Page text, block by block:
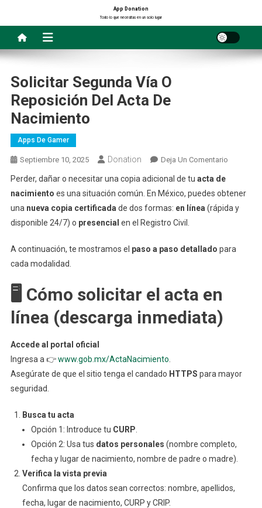
contenido
App Donation
Todo lo que necesitas en un solo lugar
Solicitar Segunda Vía O
Reposición Del Acta De
Nacimiento
Apps De Gamer
Septiembre 10, 2025 Donation Deja Un ComentarioEn
O
Acta
Perder, dañar o necesitar una copia adicional de tu acta de
nacimiento es una situación común. En México, puedes obtener
una nueva copia certificada de dos formas: en línea (rápida y
disponible 24/7) o presencial en el Registro Civil.
A continuación, te mostramos el paso a paso detallado para
cada modalidad.
🖥️ Cómo solicitar el acta en
línea (descarga inmediata)
Accede al portal oficial
Ingresa a 👉www.gob.mx/ActaNacimiento
Asegúrate de que el sitio tenga el candado HTTPS para mayor
seguridad.
Busca tu acta
Opción 1: Introduce tu CURP
Opción 2: Usa tus datos personales (nombre completo,
fecha y lugar de nacimiento, nombre de padre o madre).
Verifica la vista previa
Confirma que los datos sean correctos: nombre, apellidos,
fecha, lugar de nacimiento, CURP y CRIP.